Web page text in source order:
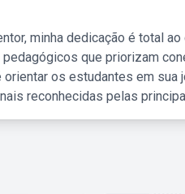
minha dedicação é total
que priorizam
os estudantes em sua
reconhecidas pelas